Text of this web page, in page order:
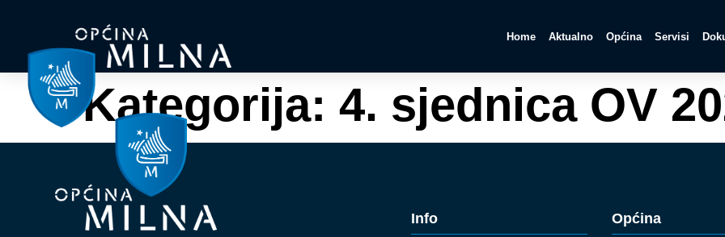
Home Aktualno Općina Servisi
Kategorija: 4. sjednica OV
Info Općina